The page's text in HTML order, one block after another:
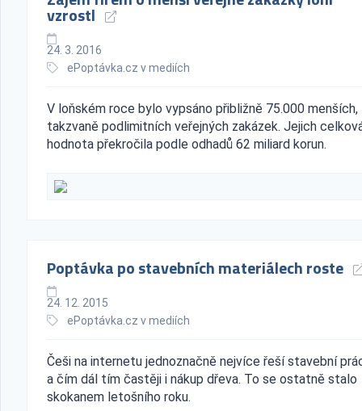
vzrostl
24. 3. 2016
ePoptávka.cz v mediích
V loňském roce bylo vypsáno přibližně 75.000 menších,
takzvaně podlimitních veřejných zakázek. Jejich
hodnota překročila podle odhadů 62 miliard korun.
Poptávka po stavebních materiálech roste
24. 12. 2015
ePoptávka.cz v mediích
Češi na internetu jednoznačně nejvíce řeší stavební
a čím dál tím častěji i nákup dřeva. To se ostatně stalo
skokanem letošního roku.